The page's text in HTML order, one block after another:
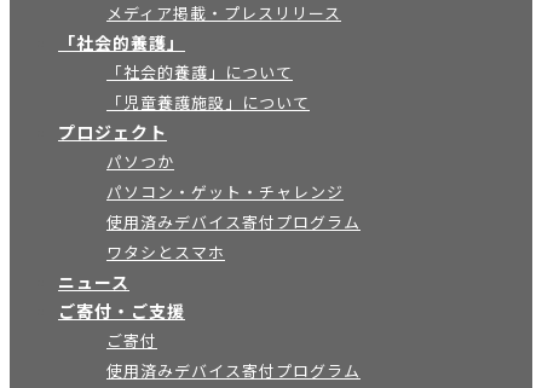
メディア掲載・プレスリリース
「社会的養護」
「社会的養護」について
「児童養護施設」について
プロジェクト
パソつか
パソコン・ゲット・チャレンジ
使用済みデバイス寄付プログラム
ワタシとスマホ
ニュース
ご寄付・ご支援
ご寄付
使用済みデバイス寄付プログラム